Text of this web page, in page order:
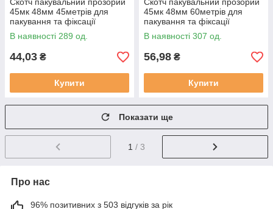
45мк 48мм 45метрів для
пакування та фіксації
В наявності 289 од.
44,03 ₴
Купити
45мк 48мм 60метрів для
пакування та фіксації
В наявності 307 од.
56,98 ₴
Купити
Показати ще
1 / 3
Про нас
96% позитивних з 503 відгуків за рік